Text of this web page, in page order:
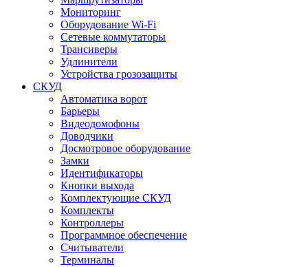
Мониторинг
Оборудование Wi-Fi
Сетевые коммутаторы
Трансиверы
Удлинители
Устройства грозозащиты
СКУД
Автоматика ворот
Барьеры
Видеодомофоны
Доводчики
Досмотровое оборудование
Замки
Идентификаторы
Кнопки выхода
Комплектующие СКУД
Комплекты
Контроллеры
Программное обеспечение
Считыватели
Терминалы